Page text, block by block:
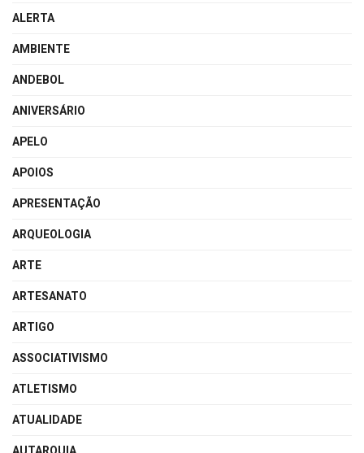
ALERTA
AMBIENTE
ANDEBOL
ANIVERSÁRIO
APELO
APOIOS
APRESENTAÇÃO
ARQUEOLOGIA
ARTE
ARTESANATO
ARTIGO
ASSOCIATIVISMO
ATLETISMO
ATUALIDADE